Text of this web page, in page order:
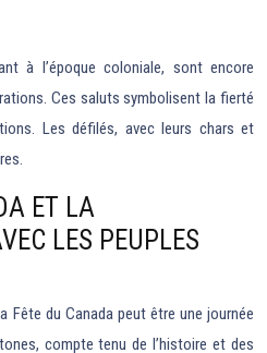
à l’époque coloniale, sont encore
Ces saluts symbolisent la fierté
Les défilés, avec leurs chars et
ET LA
LES PEUPLES
Fête du Canada peut être une journée
compte tenu de l’histoire et des